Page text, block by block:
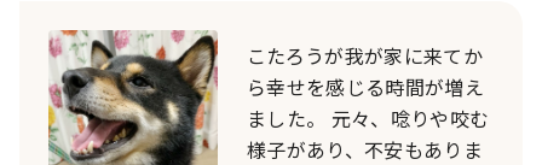
こたろうが我が家に来てか
ら幸せを感じる時間が増え
ました。 元々、唸りや咬む
様子があり、不安もありま